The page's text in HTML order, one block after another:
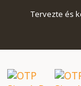
Tervezte és